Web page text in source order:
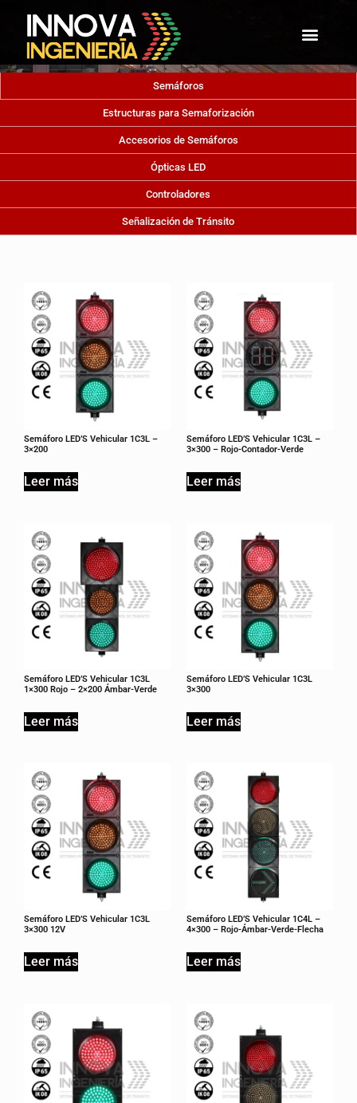
Semáforos
Estructuras para Semaforización
Accesorios de Semáforos
Ópticas LED
Controladores
Señalización de Tránsito
Semáforo LED’S Vehicular 1C3L –
3×200
Leer más
Semáforo LED’S Vehicular 1C3L –
3×300 – Rojo-Contador-Verde
Leer más
Semáforo LED’S Vehicular 1C3L
1×300 Rojo – 2×200 Ámbar-Verde
Leer más
Semáforo LED’S Vehicular 1C3L
3×300
Leer más
Semáforo LED’S Vehicular 1C3L
3×300 12V
Leer más
Semáforo LED’S Vehicular 1C4L –
4×300 – Rojo-Ámbar-Verde-Flecha
Leer más